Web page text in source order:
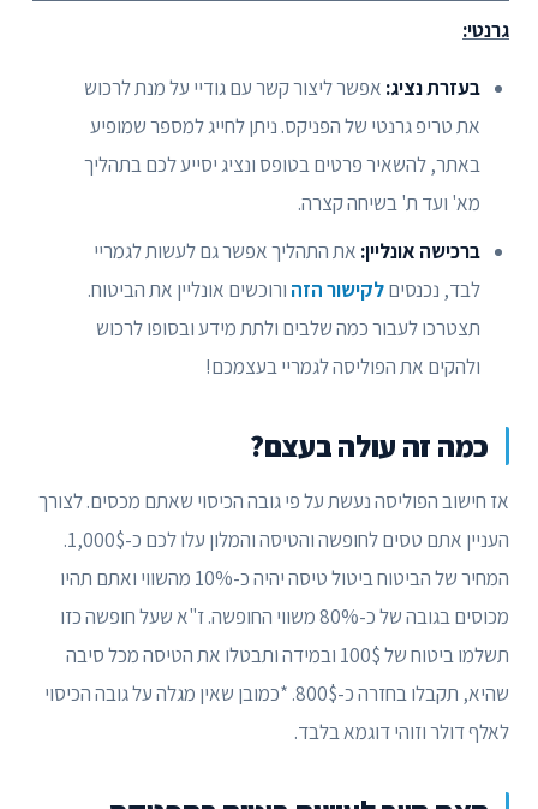
גרנטי:
בעזרת נציג: אפשר ליצור קשר עם גודיי על מנת לרכוש
את טריפ גרנטי של הפניקס. ניתן לחייג למספר שמופיע
באתר, להשאיר פרטים בטופס ונציג יסייע לכם בתהליך
מא' ועד ת' בשיחה קצרה.
ברכישה אונליין: את התהליך אפשר גם לעשות לגמריי
לבד, נכנסיםלקישור הזה ורוכשים אונליין את הביטוח.
תצטרכו לעבור כמה שלבים ולתת מידע ובסופו לרכוש
ולהקים את הפוליסה לגמריי בעצמכם!
כמה זה עולה בעצם?
אז חישוב הפוליסה נעשת על פי גובה הכיסוי שאתם מכסים. לצורך
העניין אתם טסים לחופשה והטיסה והמלון עלו לכם כ-1,000$.
המחיר של הביטוח ביטול טיסה יהיה כ-10% מהשווי ואתם תהיו
מכוסים בגובה של כ-80% משווי החופשה. ז"א שעל חופשה כזו
תשלמו ביטוח של 100$ ובמידה ותבטלו את הטיסה מכל סיבה
שהיא, תקבלו בחזרה כ-800$. *כמובן שאין מגלה על גובה הכיסוי
לאלף דולר וזוהי דוגמא בלבד.